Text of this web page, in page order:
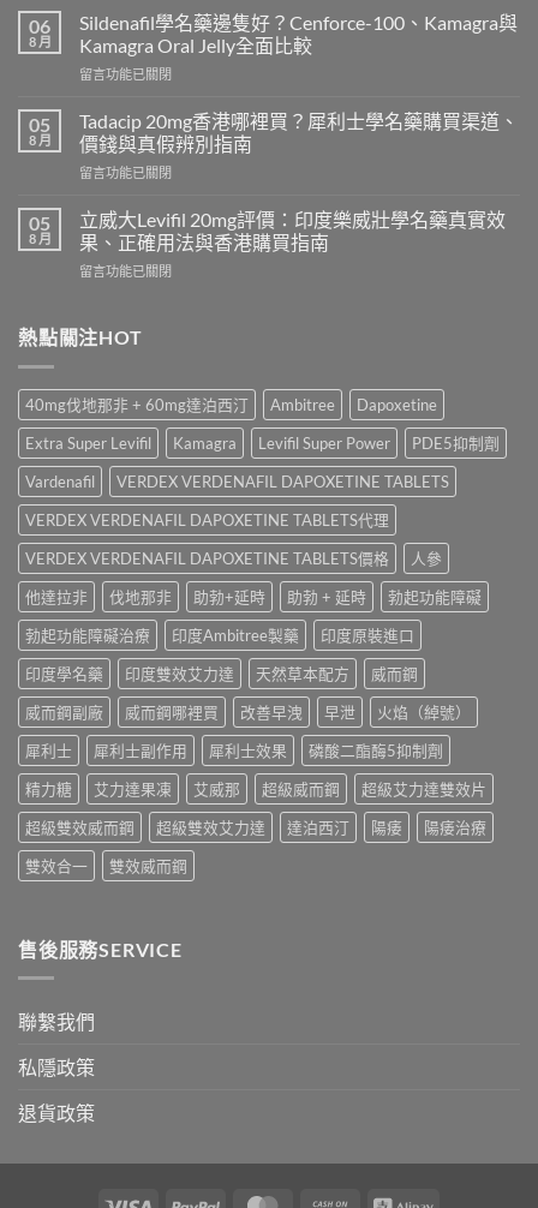
效
威
而
鋼
必
利
勁
怎
選？
2026
效
錢、
用
全
面
比
較
與
香
港
購
買
指
南〉
中
06
8 月
Sildenafil學名藥邊隻好？Cenforce-100、Kamagra與
Kamagra Oral Jelly全面比較
在
學
名
藥
邊
好？
Cenforce-
100、
Kamagra
Oral
面
比
較〉
中
留言功能已關閉
05
8 月
Tadacip 20mg香港哪裡買？犀利士學名藥購買渠道、
價錢與真假辨別指南
在
20mg
香
港
哪
犀
學
名
購
買
渠
道、
價
錢
與
真
假
辨
別
指
南〉
中
留言功能已關閉
05
8 月
立威大Levifil 20mg評價：印度樂威壯學名藥真實效
果、正確用法與香港購買指南
在
大
Levifil
評
價：
印
度
樂
威
壯
學
名
藥
真
實
效
果、
正
確
用
法
香
港
購
買
南〉
留言功能已關閉
熱點關注HOT
40mg伐地那非 + 60mg達泊西汀 Ambitree
Dapoxetine
Extra Super Levifil
Kamagra Levifil Super Power
PDE5抑制劑
Vardenafil
VERDEX VERDENAFIL DAPOXETINE TABLETS
VERDEX VERDENAFIL DAPOXETINE TABLETS代理
VERDEX VERDENAFIL DAPOXETINE TABLETS價格
人參
他達拉非
伐地那非 助勃+延時 助勃 + 延時
勃起功能障礙
勃起功能障礙治療
印度Ambitree製藥
印度原裝進口
印度學名藥
印度雙效艾力達 天然草本配方
威而鋼
威而鋼副廠
威而鋼哪裡買 改善早洩 早泄
火焰（綽號）
犀利士
犀利士副作用 犀利士效果
磷酸二酯酶5抑制劑
精力糖
艾力達果凍 艾威那 超級威而鋼
超級艾力達雙效片
超級雙效威而鋼
超級雙效艾力達 達泊西汀 陽痿
陽痿治療
雙效合一
雙效威而鋼
售後服務SERVICE
聯繫我們
私隱政策
退貨政策